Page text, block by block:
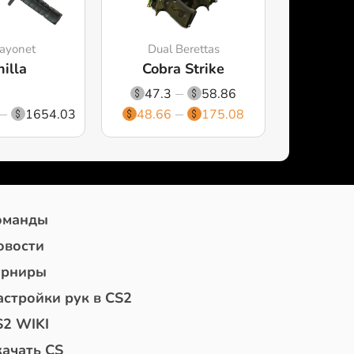
1654.03
Dual Berettas
Cobra Strike
47.3
58.86
48.66
175.08
рук в CS2
WIKI
CS